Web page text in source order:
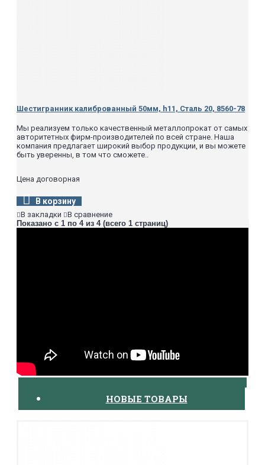
Шестигранник калиброванный 50мм, h11, Сталь 20, 8560-78
Мы реализуем только качественный металлопрокат от самых
авторитетных фирм-производителей по всей стране. Наша
компания предлагает широкий выбор продукции, и вы можете
быть уверенны, в том что сможете..
Цена договорная
В корзину
В закладки
В сравнение
Показано с 1 по 4 из 4 (всего 1 страниц)
НОВЫЕ ТОВАРЫ